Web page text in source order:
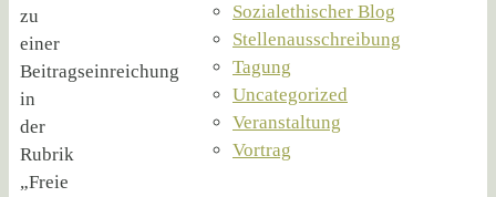
zu
einer
Beitragseinreichung
in
der
Rubrik
„Freie
Sozialethischer Blog
Stellenausschreibung
Tagung
Uncategorized
Veranstaltung
Vortrag